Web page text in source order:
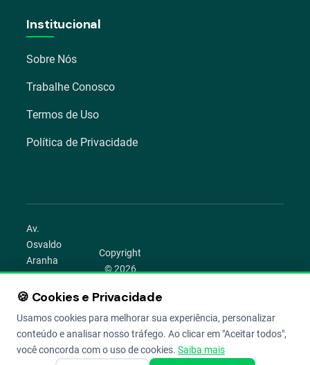
Institucional
Sobre Nós
Trabalhe Conosco
Termos de Uso
Política de Privacidade
Av.
Osvaldo
Aranha
1022 –
Bom
Porto
Alegre –
RS
Copyright
© 2026
Todos os
direitos
reservados.
🍪 Cookies e Privacidade
Usamos cookies para melhorar sua experiência, personalizar
conteúdo e analisar nosso tráfego. Ao clicar em "Aceitar todos",
você concorda com o uso de cookies. Saiba mais